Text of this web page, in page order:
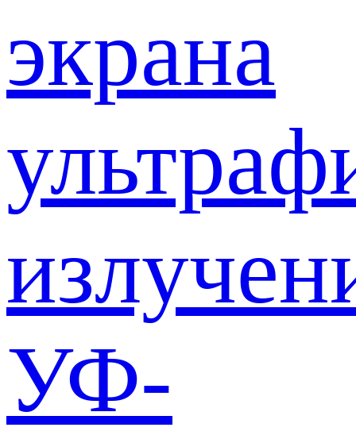
экрана
УФ-